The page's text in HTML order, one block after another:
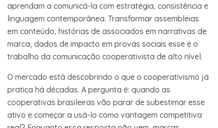
aprendam a comunicá-la com estratégia, consistência e
linguagem contemporânea. Transformar assembleias
em conteúdo, histórias de associados em narrativas de
marca, dados de impacto em provas sociais esse é o
trabalho da comunicação cooperativista de alto nível.
O mercado está descobrindo o que o cooperativismo já
pratica há décadas. A pergunta é: quando as
cooperativas brasileiras vão parar de subestimar esse
ativo e começar a usá-lo como vantagem competitiva